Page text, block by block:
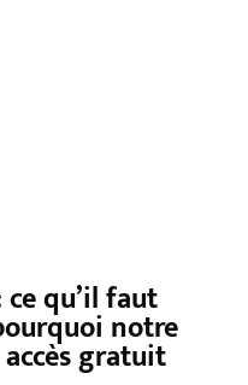
qu’il faut
notre
gratuit